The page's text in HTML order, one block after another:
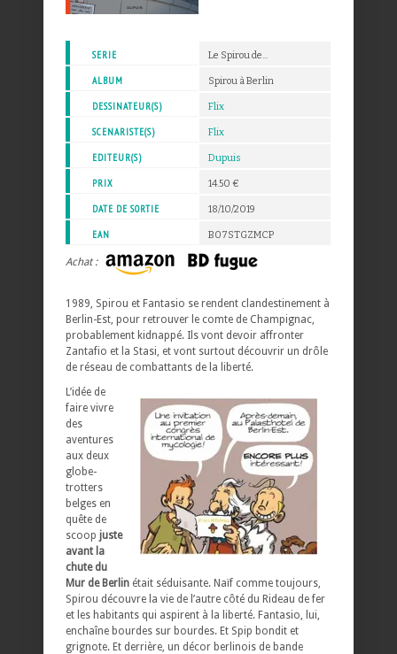
SERIE Le Spirou de...
ALBUM Spirou à Berlin
DESSINATEUR(S) Flix
SCENARISTE(S) Flix
EDITEUR(S) Dupuis
PRIX 14.50 €
DATE DE SORTIE 18/10/2019
EAN B07STGZMCP
Achat :
1989, Spirou et Fantasio se rendent clandestinement à
Berlin-Est, pour retrouver le comte de Champignac,
probablement kidnappé. Ils vont devoir affronter
Zantafio et la Stasi, et vont surtout découvrir un drôle
de réseau de combattants de la liberté.
L’idée de
faire vivre
des
aventures
aux deux
globe-
trotters
belges en
quête de
scoop juste
avant la
chute du
Mur de Berlin était séduisante. Naïf comme toujours,
Spirou découvre la vie de l’autre côté du Rideau de fer
et les habitants qui aspirent à la liberté. Fantasio, lui,
enchaîne bourdes sur bourdes. Et Spip bondit et
grignote. Et derrière, un décor berlinois de bande